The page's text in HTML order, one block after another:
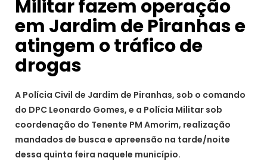
Militar fazem operação
em Jardim de Piranhas e
atingem o tráfico de
drogas
A Polícia Civil de Jardim de Piranhas, sob o comando
do DPC Leonardo Gomes, e a Polícia Militar sob
coordenação do Tenente PM Amorim, realização
mandados de busca e apreensão na tarde/noite
dessa quinta feira naquele município.